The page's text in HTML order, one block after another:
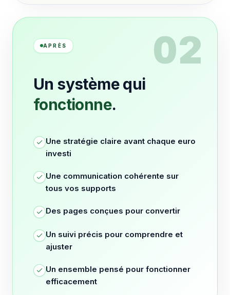
02
APRÈS
Un système qui
fonctionne.
Une stratégie claire avant chaque euro
investi
Une communication cohérente sur
tous vos supports
Des pages conçues pour convertir
Un suivi précis pour comprendre et
ajuster
Un ensemble pensé pour fonctionner
efficacement